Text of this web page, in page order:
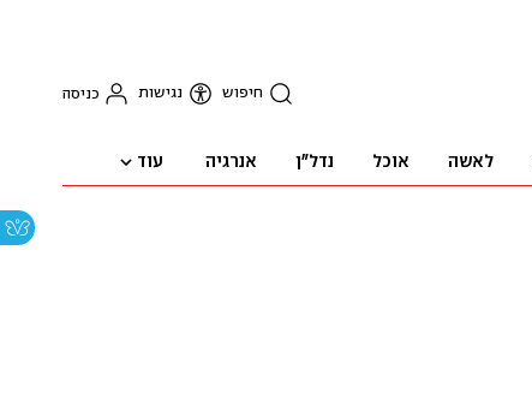
חיפוש נגישות כניסה
לאשה אוכל נדל"ן אנרגיה עוד